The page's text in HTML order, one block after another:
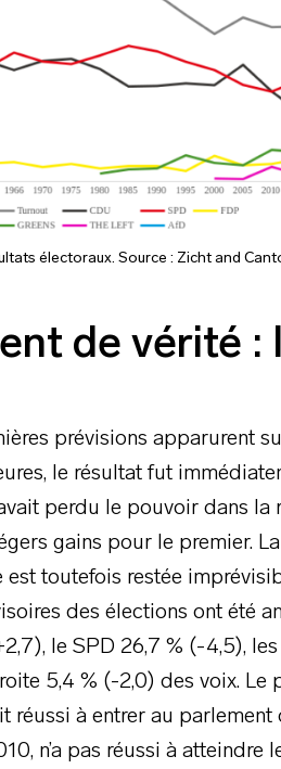
électoraux. Source : Zicht and
de vérité
prévisions apparurent
le résultat fut
perdu le pouvoir dans
gains pour le premier.
est toutefois restée
des élections ont été
le SPD 26,7 % (-4,5),
5,4 % (-2,0) des voix.
réussi à entrer au
n’a pas réussi à